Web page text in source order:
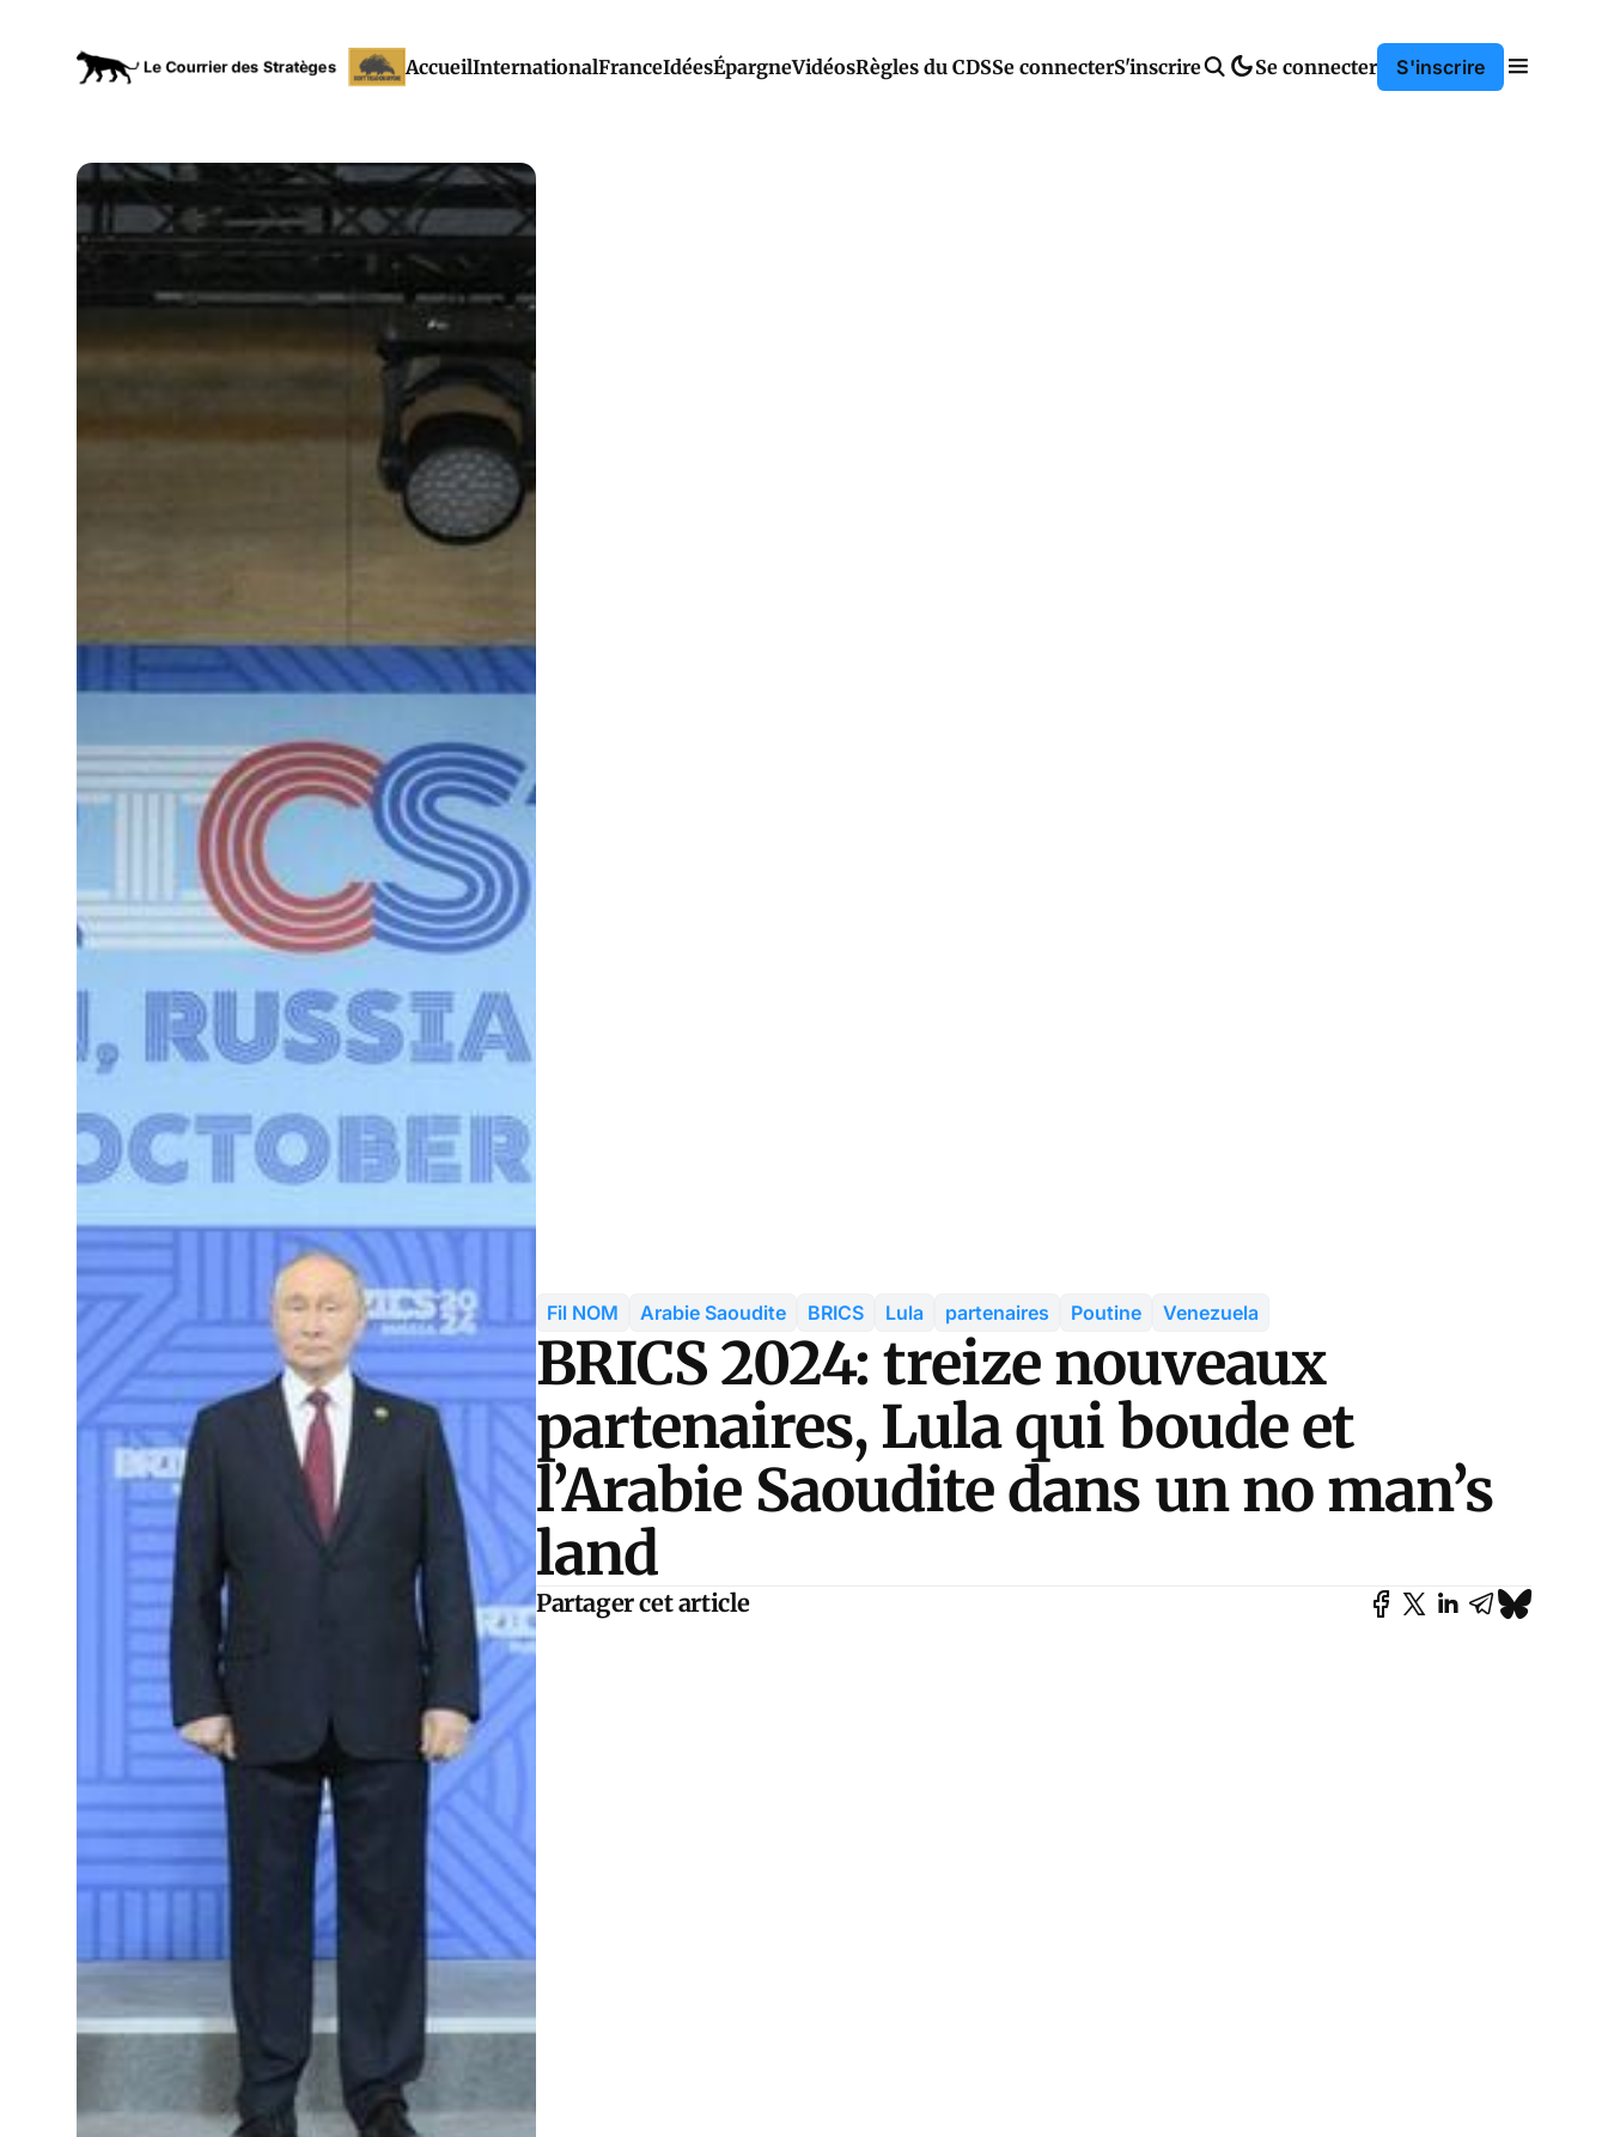
AccueilInternationalFranceIdéesÉpargneVidéosRègles du CDSSe connecterS'inscrire Se connecter S'inscrire
Fil NOM Arabie Saoudite BRICS Lula partenaires Poutine Venezuela
BRICS 2024: treize nouveaux
partenaires, Lula qui boude et
l’Arabie Saoudite dans un no man’s
land
Partager cet article